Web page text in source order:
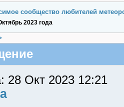
сообщество любителей
2023 года
28 Окт 2023 12:21